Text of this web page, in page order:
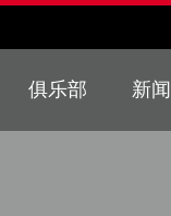
俱乐部 新闻